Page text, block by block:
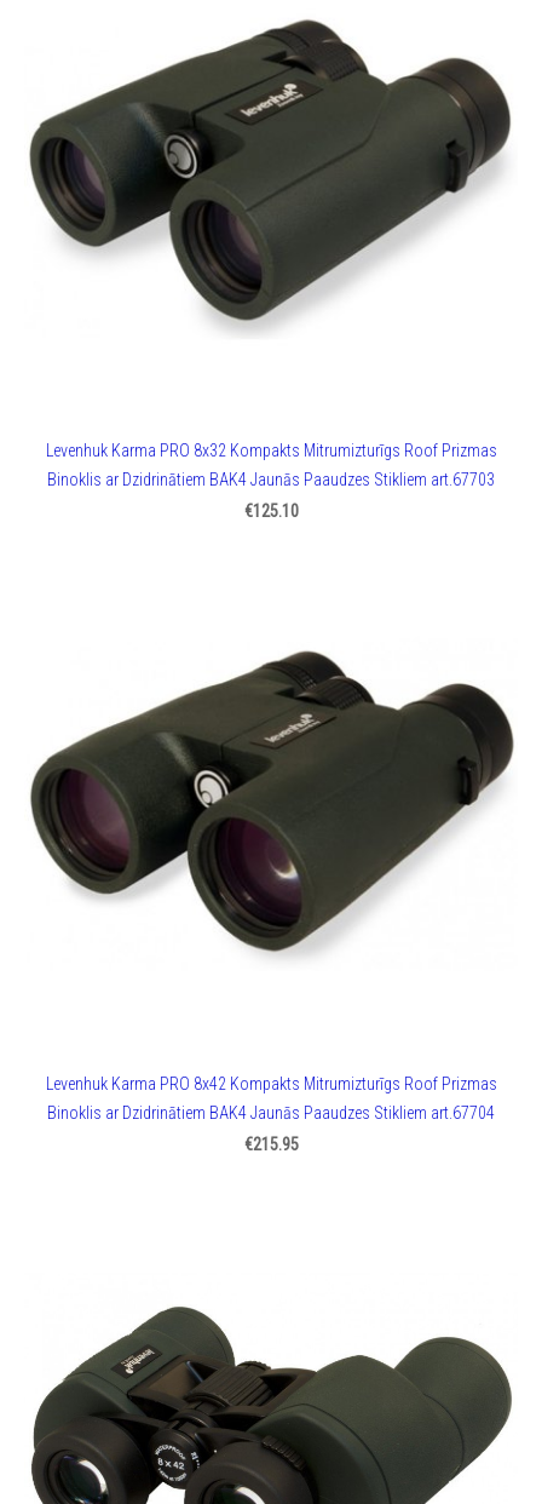
Levenhuk Karma PRO 8x32 Kompakts Mitrumizturīgs Roof Prizmas
Binoklis ar Dzidrinātiem BAK4 Jaunās Paaudzes Stikliem art.67703
€125.10
Levenhuk Karma PRO 8x42 Kompakts Mitrumizturīgs Roof Prizmas
Binoklis ar Dzidrinātiem BAK4 Jaunās Paaudzes Stikliem art.67704
€215.95